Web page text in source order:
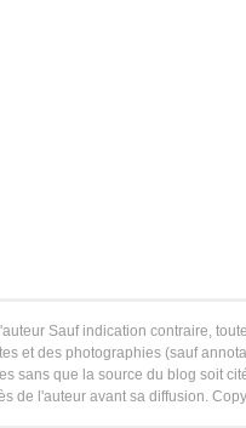
Sauf indication contraire,
et des photographies (sauf
sans que la source du blog soit
de l'auteur avant sa diffusion.